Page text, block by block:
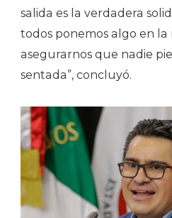
salida es la verdadera
todos ponemos algo en la
asegurarnos que nadie
sentada”, concluyó.